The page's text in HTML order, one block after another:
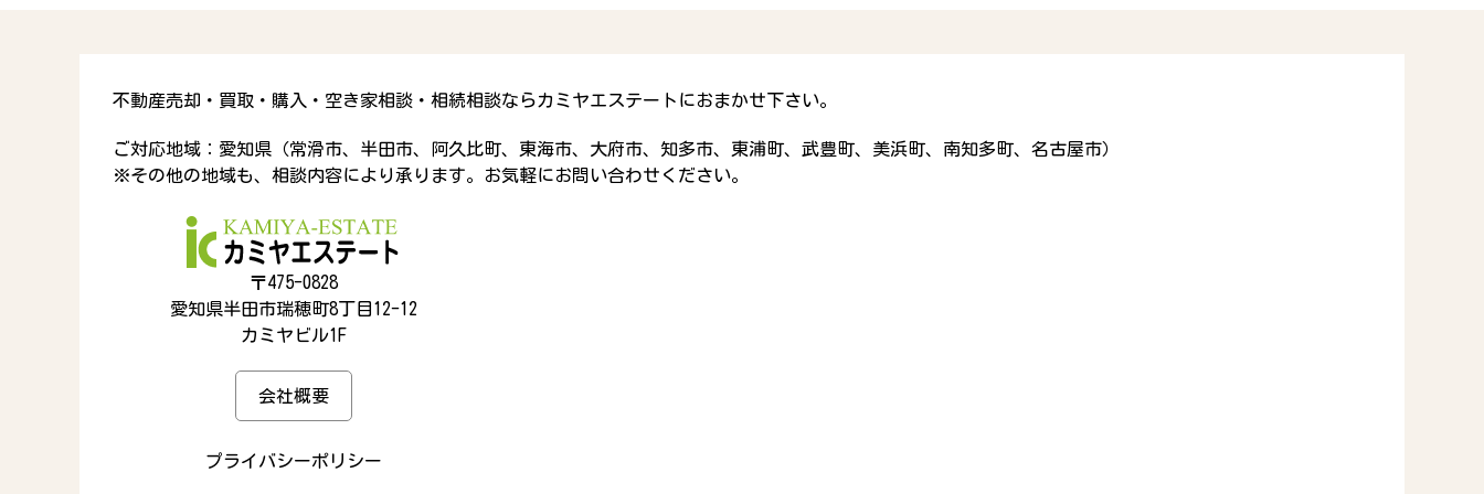
不動産売却・買取・購入・空き家相談・相続相談ならカミヤエステートにおまかせ下さい。
ご対応地域：愛知県（常滑市、半田市、阿久比町、東海市、大府市、知多市、東浦町、武豊町、美浜町、南知多町、名古屋市）
※その他の地域も、相談内容により承ります。お気軽にお問い合わせください。
〒475-0828
愛知県半田市瑞穂町8丁目12-12
カミヤビル1F
会社概要
プライバシーポリシー